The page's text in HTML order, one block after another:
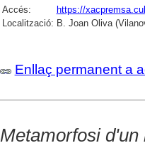
Accés:
https://
Localització: B. Joan Oliva
Enllaç permanent a
Metamorfosi